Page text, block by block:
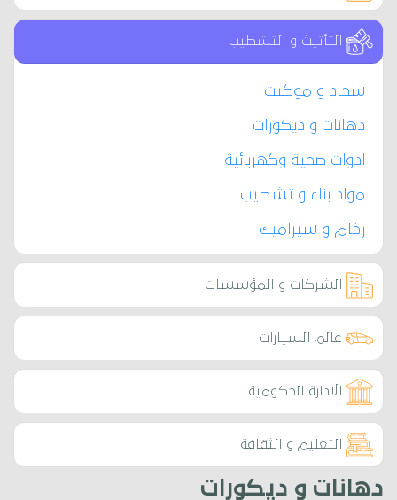
التأثيث و التشطيب
سجاد و موكيت
دهانات و ديكورات
ادوات صحية وكهربائية
مواد بناء و تشطيب
رخام و سيراميك
الشركات و المؤسسات
عالم السيارات
الادارة الحكومية
التعليم و الثقافة
دهانات و ديكورات